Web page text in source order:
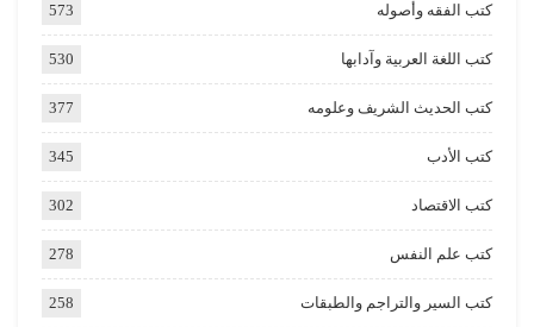
كتب الفقه وأصوله 573
كتب اللغة العربية وآدابها 530
كتب الحديث الشريف وعلومه 377
كتب الأدب 345
كتب الاقتصاد 302
كتب علم النفس 278
كتب السير والتراجم والطبقات 258